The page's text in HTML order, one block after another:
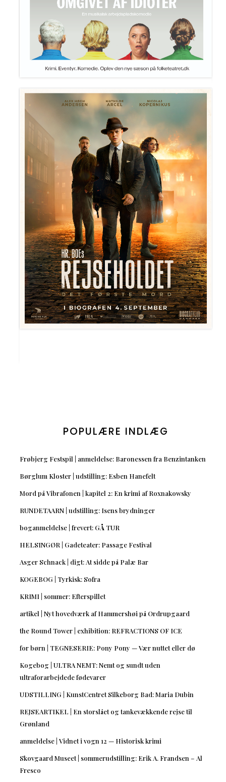
POPULÆRE INDLÆG
Frøbjerg Festspil | anmeldelse: Baronessen fra Benzintanken
Børglum Kloster | udstilling: Esben Hanefelt
Mord på Vibrafonen | kapitel 2: En krimi af Roxnakowsky
RUNDETAARN | udstilling: Isens brydninger
boganmeldelse | frevert: GÅ TUR
HELSINGØR | Gadeteater: Passage Festival
Asger Schnack | digt: At sidde på Palæ Bar
KOGEBOG | Tyrkisk: Sofra
KRIMI | sommer: Efterspillet
artikel | Nyt hovedværk af Hammershøi på Ordrupgaard
the Round Tower | exhibition: REFRACTIONS OF ICE
for børn | TEGNESERIE: Pony Pony — Vær nuttet eller dø
Kogebog | ULTRA NEMT: Nemt og sundt uden
ultraforarbejdede fødevarer
UDSTILLING | KunstCentret Silkeborg Bad: Maria Dubin
REJSEARTIKEL | En storslået og tankevækkende rejse til
Grønland
anmeldelse | Vidnet i vogn 12 — Historisk krimi
Skovgaard Museet | sommerudstilling: Erik A. Frandsen – Al
Fresco